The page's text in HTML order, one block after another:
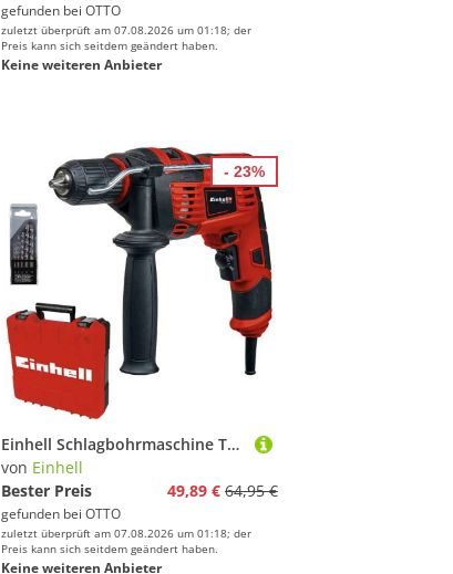
gefunden bei OTTO
zuletzt überprüft am 07.08.2026 um 01:18; der
Preis kann sich seitdem geändert haben.
Keine weiteren Anbieter
Einhell Schlagbohrmaschine TC-ID 720/1 E Kit, (Set, 3-tlg), inkl. Koffer für universelle Aufbewahrung von Werkzeug und Zubehör
von Einhell
Bester Preis
49,89 € 64,95 €
gefunden bei OTTO
zuletzt überprüft am 07.08.2026 um 01:18; der
Preis kann sich seitdem geändert haben.
Keine weiteren Anbieter
- 23%